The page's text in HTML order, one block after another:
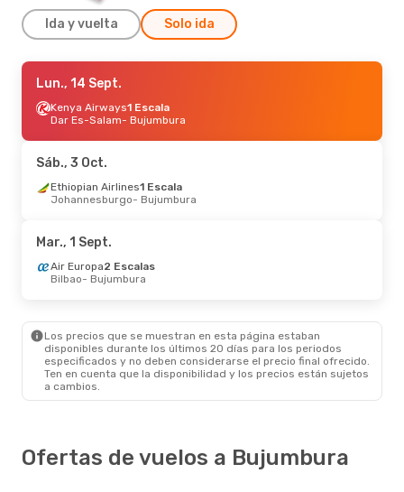
Ida y vuelta Solo ida
Mié., 9 Sept.- Mié., 16 Sept.
Kenya Airways1 Escala
Kigali- Bujumbura
Bujumbura- Kigali
Mar., 25 Ago.- Dom., 30 Ago.
Ethiopian Airlines
Bujumbura- Madrid
Lun., 14 Sept.
Kenya Airways1 Escala
Dar Es-Salam- Bujumbura
Sáb., 3 Oct.
Ethiopian Airlines1 Escala
Johannesburgo- Bujumbura
Mar., 1 Sept.
Air Europa2 Escalas
Bilbao- Bujumbura
Los precios que se muestran en esta página estaban
disponibles durante los últimos 20 días para los periodos
especificados y no deben considerarse el precio final ofrecido.
Ten en cuenta que la disponibilidad y los precios están sujetos
a cambios.
Ofertas de vuelos a Bujumbura